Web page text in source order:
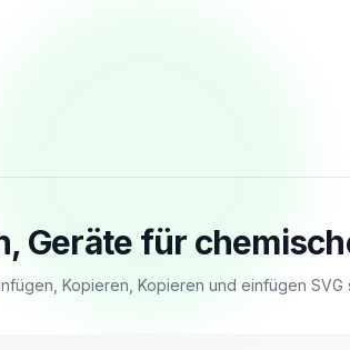
Geräte für
Kopieren, Kopieren und einfügen SVG